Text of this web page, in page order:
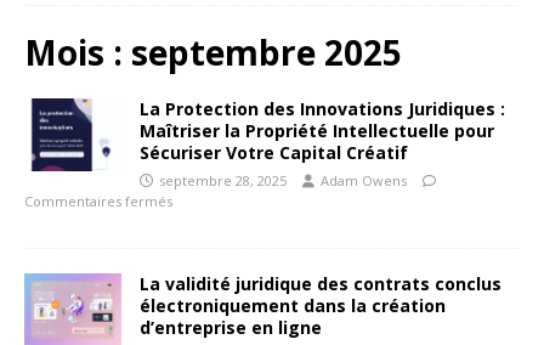
Mois : septembre 2025
La Protection des Innovations Juridiques :
Maîtriser la Propriété Intellectuelle pour
Sécuriser Votre Capital Créatif
septembre 28, 2025
Adam Owens
Commentaires fermés
La validité juridique des contrats conclus
électroniquement dans la création
d’entreprise en ligne